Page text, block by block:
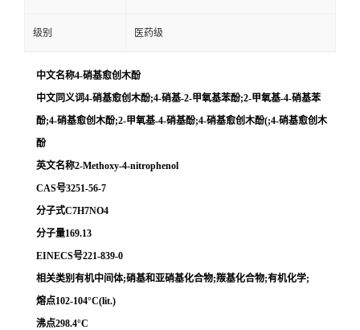
级别 医药级
中文名称4-硝基愈创木酚
中文同义词4-硝基愈创木酚;4-硝基-2-甲氧基苯酚;2-甲氧基-4-硝基苯
酚;4-硝基愈创木酚;2-甲氧基-4-硝基酚;4-硝基愈创木酚(;4-硝基愈创木
酚
英文名称2-Methoxy-4-nitrophenol
CAS号3251-56-7
分子式C7H7NO4
分子量169.13
EINECS号221-839-0
相关类别有机中间体;硝基和亚硝基化合物;羰基化合物;有机化学;
熔点102-104°C(lit.)
沸点298.4°C